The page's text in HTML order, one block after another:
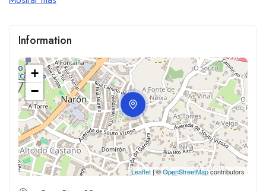
Information
+
−
Leaflet | ©OpenStreetMapcontributors